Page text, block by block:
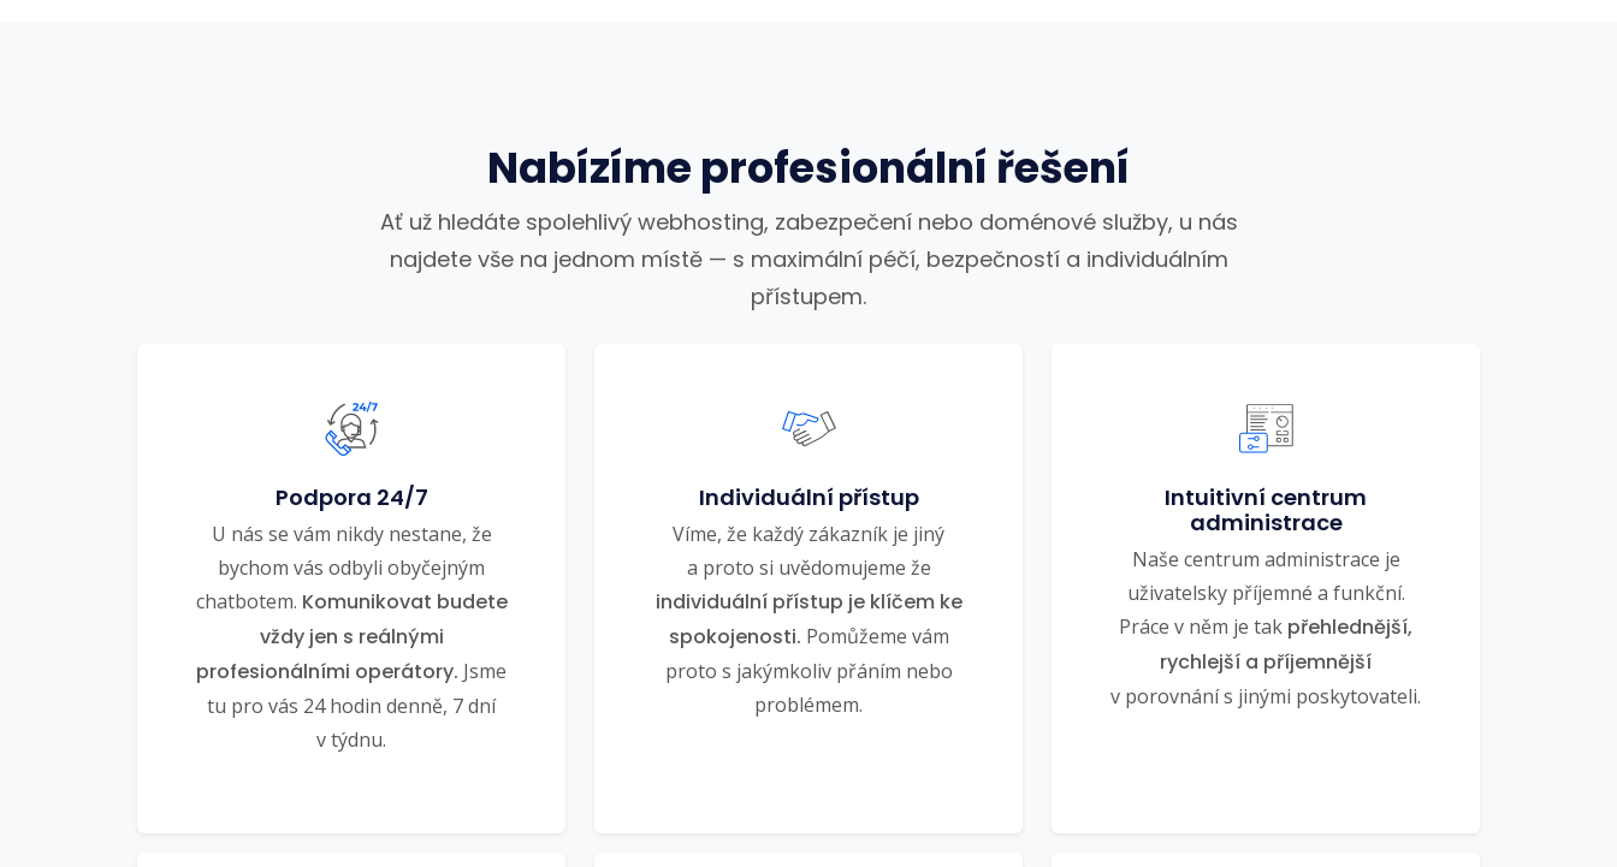
Nabízíme profesionální řešení
Ať už hledáte spolehlivý webhosting, zabezpečení nebo doménové služby, u nás
najdete vše na jednom místě — s maximální péčí, bezpečností a individuálním
přístupem.
Podpora 24/7
U nás se vám nikdy nestane, že
bychom vás odbyli obyčejným
chatbotem. Komunikovat budete
vždy jen s reálnými
profesionálními operátory. Jsme
tu pro vás 24 hodin denně, 7 dní
v týdnu.
Individuální přístup
Víme, že každý zákazník je jiný
a proto si uvědomujeme že
individuální přístup je klíčem ke
spokojenosti. Pomůžeme vám
proto s jakýmkoliv přáním nebo
problémem.
Intuitivní centrum
administrace
Naše centrum administrace je
uživatelsky příjemné a funkční.
Práce v něm je tak přehlednější,
rychlejší a příjemnější
v porovnání s jinými poskytovateli.